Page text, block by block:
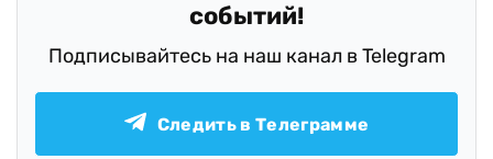
событий!
Подписывайтесь на наш канал в Telegram
Следить в Телеграмме